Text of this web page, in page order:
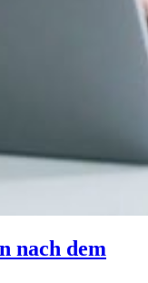
nach dem